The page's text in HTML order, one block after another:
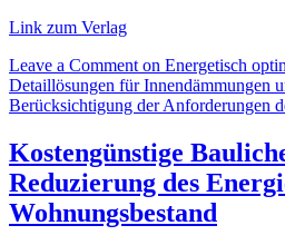
Link zum Verlag
Leave a Comment on Energetisch
Detaillösungen für Innendämmungen
Berücksichtigung der Anforderungen
Kostengünstige
Reduzierung des
Wohnungsbestand